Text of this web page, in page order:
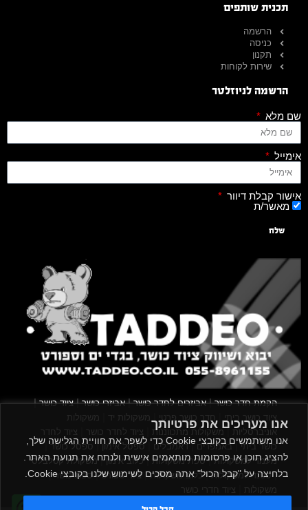
אנו מעריכים את פרטיותך
אנו משתמשים בקובצי Cookie כדי לשפר את חוויית הגלישה שלך,
להציג תוכן או פרסומות מותאמים אישית ולנתח את תנועת האתר.
בלחיצה על "קבל הכול" אתה מסכים לשימוש שלנו בקובצי Cookie.
תכנית שותפים
הרשמה
כניסה
תקנון
שירות לקוחות
הרשמה לניוזלטר
שם מלא
אימייל
אישור קבלת דיוור
מאשר/ת
שלח
הקמת חדר כושר|אביזרים לחדר כושר|אביזרי כושר|ציוד כושר|
ציוד כושר ביתי חדר כושר פרטי משקולות יד
משקולות
אוניברסליות |משקולות מתכווננות ציוד לחדר כושר
ציוד לחדר
כושר ביתי|באמפרים |דאמבלים |ספסל אימון | ספסל כושר|
מעמד למשקולות|ספת משקולות |כלוב אימון|משקולת קטלבלס
|סטנד למשקולות|כלוב משקולות|ציוד ספורט|ספת כושר|
משקולות ציוד חדרי כושר